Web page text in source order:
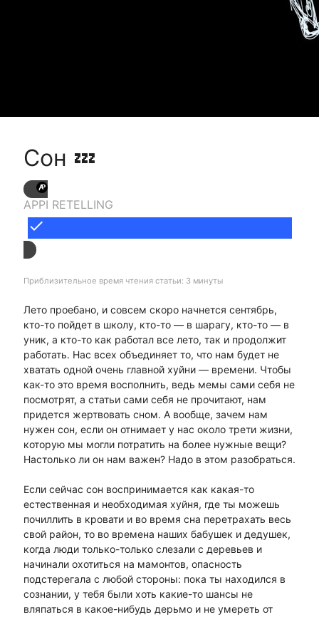
Сон 💤
APPI RETELLING
done
Приблизительное время чтения статьи: 3 минуты
Лето проебано, и совсем скоро начнется сентябрь,
кто-то пойдет в школу, кто-то — в шарагу, кто-то — в
уник, а кто-то как работал все лето, так и продолжит
работать. Нас всех объединяет то, что нам будет не
хватать одной очень главной хуйни — времени. Чтобы
как-то это время восполнить, ведь мемы сами себя не
посмотрят, а статьи сами себя не прочитают, нам
придется жертвовать сном. А вообще, зачем нам
нужен сон, если он отнимает у нас около трети жизни,
которую мы могли потратить на более нужные вещи?
Настолько ли он нам важен? Надо в этом разобраться.
Если сейчас сон воспринимается как какая-то
естественная и необходимая хуйня, где ты можешь
почиллить в кровати и во время сна перетрахать весь
свой район, то во времена наших бабушек и дедушек,
когда люди только-только слезали с деревьев и
начинали охотиться на мамонтов, опасность
подстерегала с любой стороны: пока ты находился в
сознании, у тебя были хоть какие-то шансы не
вляпаться в какое-нибудь дерьмо и не умереть от